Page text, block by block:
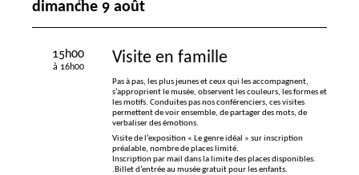
dimanche 9 août
15h00
à 16h00
Visite en famille
Pas à pas, les plus jeunes et ceux qui les accompagnent,
s’approprient le musée, observent les couleurs, les formes et
les motifs. Conduites pas nos conférenciers, ces visites
permettent de voir ensemble, de partager des mots, de
verbaliser des émotions.
Visite de l’exposition « Le genre idéal » sur inscription
préalable, nombre de places limité.
Inscription par mail dans la limite des places disponibles.
.Billet d’entrée au musée gratuit pour les enfants.